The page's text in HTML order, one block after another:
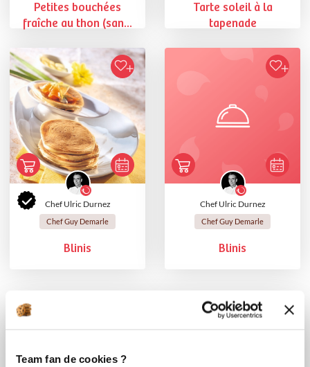
Team fan de cookies ?
Petites bouchées
fraîche au thon (san...
Tarte soleil à la
tapenade
Chef Ulric Durnez
Chef Guy Demarle
Blinis
Chef Ulric Durnez
Chef Guy Demarle
Blinis